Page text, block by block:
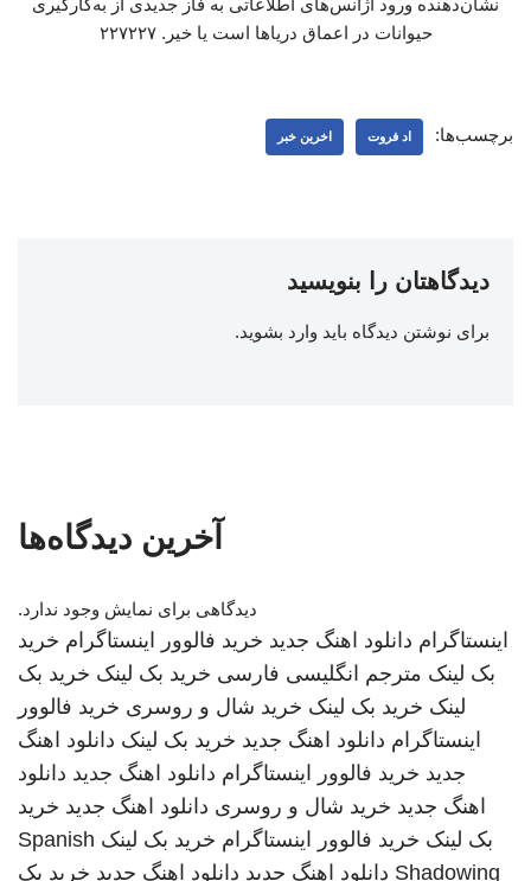
نشان‌دهنده ورود آژانس‌های اطلاعاتی به فاز جدیدی از به‌کارگیری
حیوانات در اعماق دریاها است یا خیر. ۲۲۷۲۲۷
برچسب‌ها: اد فروت اخرین خبر
دیدگاهتان را بنویسید
برای نوشتن دیدگاه باید وارد بشوید.
آخرین دیدگاه‌ها
دیدگاهی برای نمایش وجود ندارد.
اینستاگرام دانلود اهنگ جدید خرید فالوور اینستاگرام خرید
بک لینک مترجم انگلیسی فارسی خرید بک لینک خرید بک
لینک خرید بک لینک خرید شال و روسری خرید فالوور
اینستاگرام دانلود اهنگ جدید خرید بک لینک دانلود اهنگ
جدید خرید فالوور اینستاگرام دانلود اهنگ جدید دانلود
اهنگ جدید خرید شال و روسری دانلود اهنگ جدید خرید
بک لینک خرید فالوور اینستاگرام خرید بک لینک Spanish
Shadowing دانلود اهنگ جدید دانلود اهنگ جدید خرید بک